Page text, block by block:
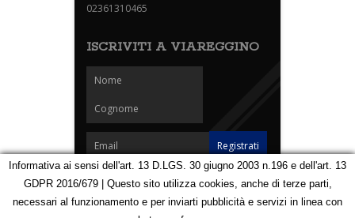
02361310465
ISCRIVITI A VIAREGGINO
Homepage Notizie Speciali Eventi
Foto Carnevale
Informativa ai sensi dell'art. 13 D.LGS. 30 giugno 2003 n.196 e dell'art. 13
GDPR 2016/679 | Questo sito utilizza cookies, anche di terze parti,
necessari al funzionamento e per inviarti pubblicità e servizi in linea con